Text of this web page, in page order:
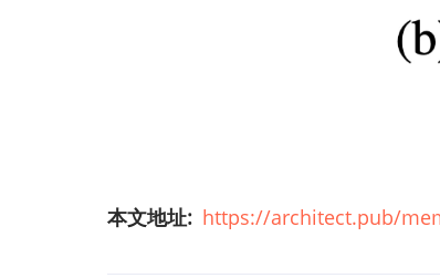
本文地址 https://architect.pub/